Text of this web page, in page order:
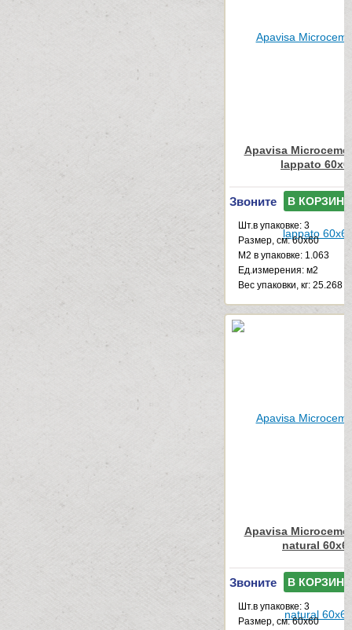
Apavisa
lappato
Звоните В КОРЗИНУ
Шт.в упаковке: 3
Размер, см: 60x60
М2 в упаковке: 1.063
Ед.измерения: м2
Веc упаковки, кг: 25.268
Apavisa
natural
Звоните В КОРЗИНУ
Шт.в упаковке: 3
Размер, см: 60x60